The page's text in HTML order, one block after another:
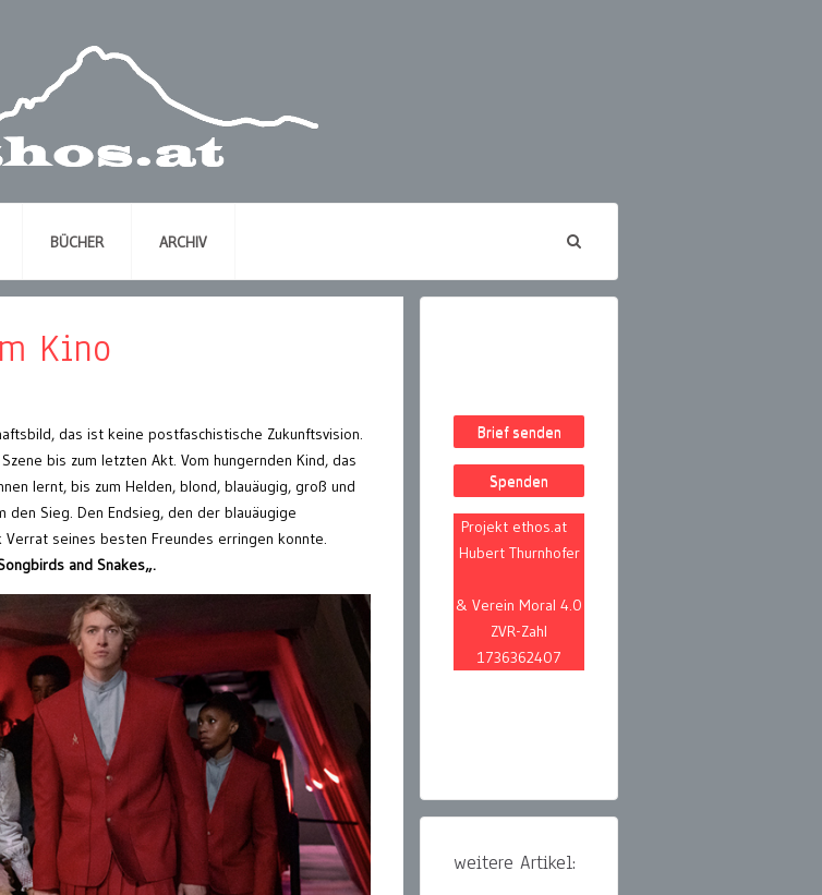
BÜCHER ARCHIV
Kino
das ist keine postfaschistische Zukunftsvision.
bis zum letzten Akt. Vom hungernden Kind, das
lernt, bis zum Helden, blond, blauäugig, groß und
Sieg. Den Endsieg, den der blauäugige
Verrat seines besten Freundes erringen konnte.
and Snakes„.
Brief senden
Spenden
Projekt ethos.at
Hubert Thurnhofer
& Verein Moral 4.0
ZVR-Zahl
1736362407
weitere Artikel: